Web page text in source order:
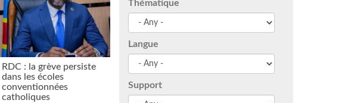
RDC : la grève persiste
dans les écoles
conventionnées
catholiques
Thématique
Langue
Support